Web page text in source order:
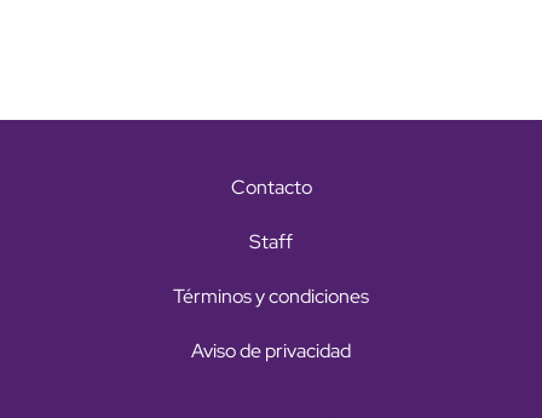
Contacto
Staff
Términos y condiciones
Aviso de privacidad